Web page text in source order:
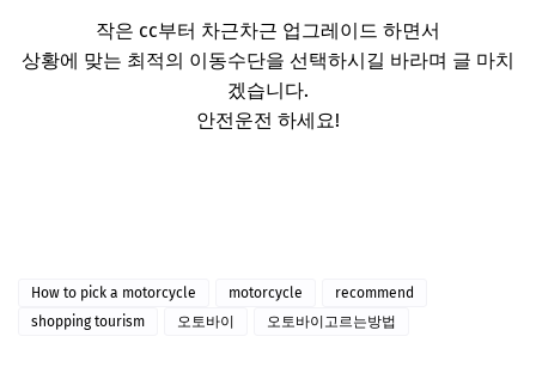
작은 cc부터 차근차근 업그레이드 하면서
상황에 맞는 최적의 이동수단을 선택하시길 바라며 글 마치
겠습니다.
안전운전 하세요!
How to pick a motorcycle motorcycle
recommend
shopping tourism
오토바이 오토바이고르는방법